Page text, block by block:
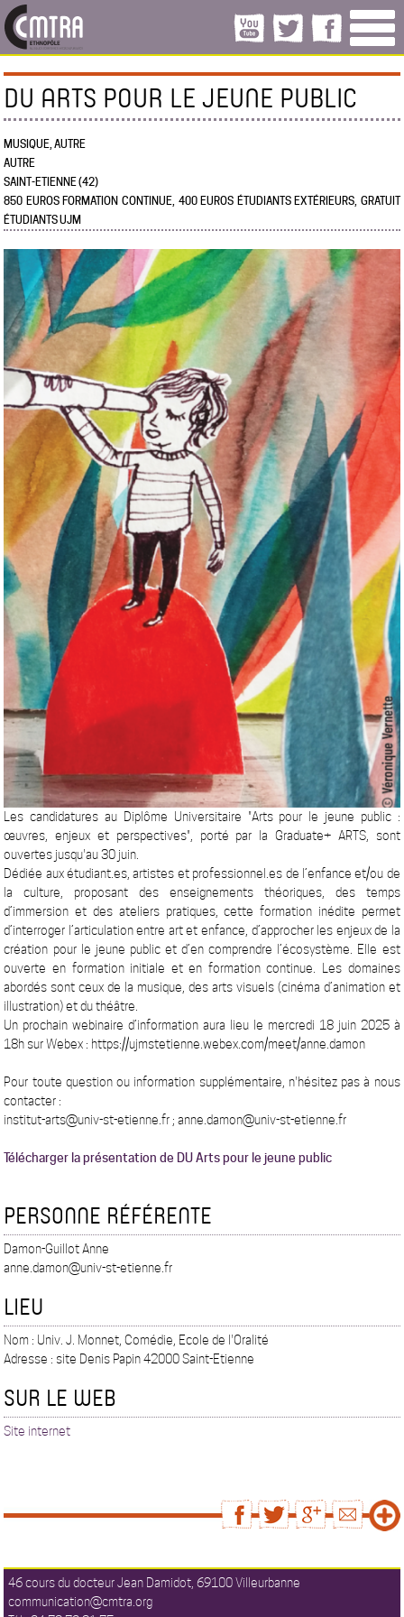
DU ARTS POUR LE JEUNE PUBLIC
MUSIQUE, AUTRE
AUTRE
SAINT-ETIENNE (42)
850 EUROS FORMATION CONTINUE, 400 EUROS ÉTUDIANTS EXTÉRIEURS, GRATUIT
ÉTUDIANTS UJM
Les candidatures au Diplôme Universitaire "Arts pour le jeune public :
œuvres, enjeux et perspectives", porté par la Graduate+ ARTS, sont
ouvertes jusqu'au 30 juin.
Dédiée aux étudiant.es, artistes et professionnel.es de l’enfance et/ou de
la culture, proposant des enseignements théoriques, des temps
d’immersion et des ateliers pratiques, cette formation inédite permet
d’interroger l’articulation entre art et enfance, d’approcher les enjeux de la
création pour le jeune public et d’en comprendre l’écosystème. Elle est
ouverte en formation initiale et en formation continue. Les domaines
abordés sont ceux de la musique, des arts visuels (cinéma d’animation et
illustration) et du théâtre.
Un prochain webinaire d’information aura lieu le mercredi 18 juin 2025 à
18h sur Webex : https://ujmstetienne.webex.com/meet/anne.damon
Pour toute question ou information supplémentaire, n'hésitez pas à nous
contacter :
institut-arts@univ-st-etienne.fr ; anne.damon@univ-st-etienne.fr
Télécharger la présentation de DU Arts pour le jeune public
PERSONNE RÉFÉRENTE
Damon-Guillot Anne
anne.damon@univ-st-etienne.fr
LIEU
Nom : Univ. J. Monnet, Comédie, Ecole de l'Oralité
Adresse : site Denis Papin 42000 Saint-Etienne
SUR LE WEB
Site internet
46 cours du docteur Jean Damidot, 69100 Villeurbanne
communication@cmtra.org